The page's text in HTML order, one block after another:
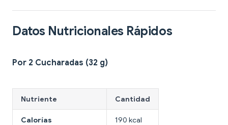
Datos Nutricionales Rápidos
Por 2 Cucharadas (32 g)
Nutriente Cantidad
Calorías 190 kcal